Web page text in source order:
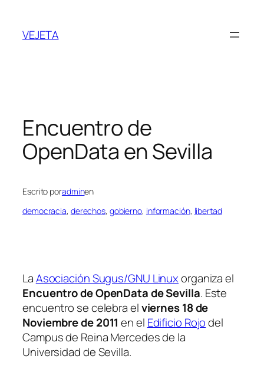
contenido
VEJETA
Encuentro de
OpenData en Sevilla
Escrito poradminen
democracia, derechos, gobierno, información, libertad
LaAsociación Sugus/GNU Linuxorganiza el
Encuentro de OpenData de Sevilla. Este
encuentro se celebra elviernes 18 de
Noviembre de 2011 en el Edificio Rojodel
Campus de Reina Mercedes de la
Universidad de Sevilla.